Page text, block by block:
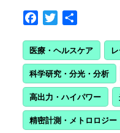
FacebookTwitter
医療・ヘルスケア
科学研究・分光・分析
高出力・ハイパワー
精密計測・メトロロジー